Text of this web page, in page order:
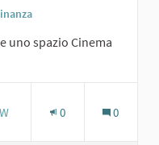
uno spazio Cinema
0 0